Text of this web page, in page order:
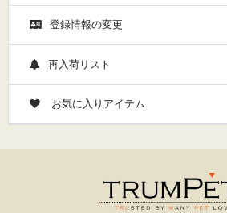
登録情報の変更
再入荷リスト
お気に入りアイテム